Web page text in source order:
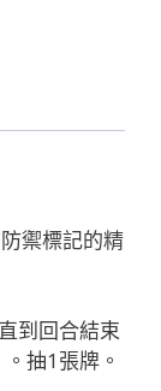
禦標記的精
到回合結束
抽1張牌。